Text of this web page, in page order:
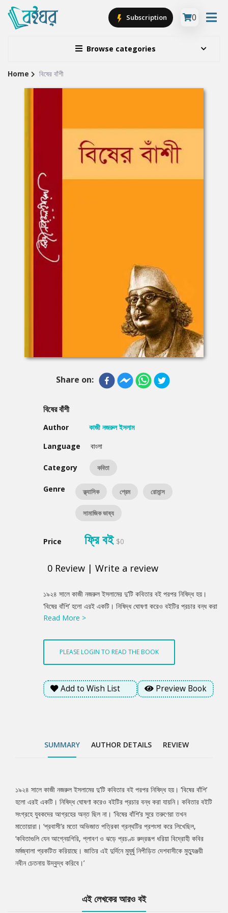
Browse categories
Subscription 0
Site
Home বিষের বাঁশী
Share on:
বিষের বাঁশী
Author
কাজী নজরুল ইসলাম
Language
বাংলা
Category কবিতা
Genre ক্ল্যাসিক প্রেম রোমান্স
সামাজিক ভাষ্য
Price ফ্রি বই $0
0 Review | Write a review
Product
Summery
১৯২৪ সালে কাজী নজরুল ইসলামের দু’টি কবিতার বই পরপর নিষিদ্ধ হয়।
‘বিষের বাঁশি’ হলো এরই একটি। নিষিদ্ধ ঘোষণা করেও বইটির প্রচার বন্ধ করা
যায়নি। কবিতার বইটি সংগ্রহে যুবকদের আগ্রহের অন্ত ছিল না। ‘বিষের
গ্রন্থটির প্রশংসা করে লিখেছিল, ‘কবিতাগুলি যেন আগ্নেয়গিরি, প্লাবণ ও
ঝড়ে প্রচণ্ড রুদ্ররূপ ধরিয়া বিদ্রোহী কবির মর্মজ্বালা প্রকটিত করিয়াছে।
জাতির এই দুর্দিনে মুমূর্ষু নিপীড়িত দেশবাসীকে মুত্যুঞ্জয়ী নবীন চেতনায় উদ্বুদ্ধ
করিবে।’
Read More >
PLEASE LOGIN TO READ THE BOOK
Add to Wish List Preview Book
SUMMARY AUTHOR DETAILS REVIEW
Tab
Article
১৯২৪ সালে কাজী নজরুল ইসলামের দু’টি কবিতার বই পরপর নিষিদ্ধ হয়। ‘বিষের বাঁশি’
হলো এরই একটি। নিষিদ্ধ ঘোষণা করেও বইটির প্রচার বন্ধ করা যায়নি। কবিতার বইটি
সংগ্রহে যুবকদের আগ্রহের অন্ত ছিল না। ‘বিষের বাঁশি’র সুরে তরুণেরা তখন
মাতোয়ারা। ‘প্রবাসী’র মতো অভিজাত পত্রিকা গ্রন্থটির প্রশংসা করে লিখেছিল,
‘কবিতাগুলি যেন আগ্নেয়গিরি, প্লাবণ ও ঝড়ে প্রচণ্ড রুদ্ররূপ ধরিয়া বিদ্রোহী কবির
মর্মজ্বালা প্রকটিত করিয়াছে। জাতির এই দুর্দিনে মুমূর্ষু নিপীড়িত দেশবাসীকে মুত্যুঞ্জয়ী
নবীন চেতনায় উদ্বুদ্ধ করিবে।’
এই লেখকের আরও বই